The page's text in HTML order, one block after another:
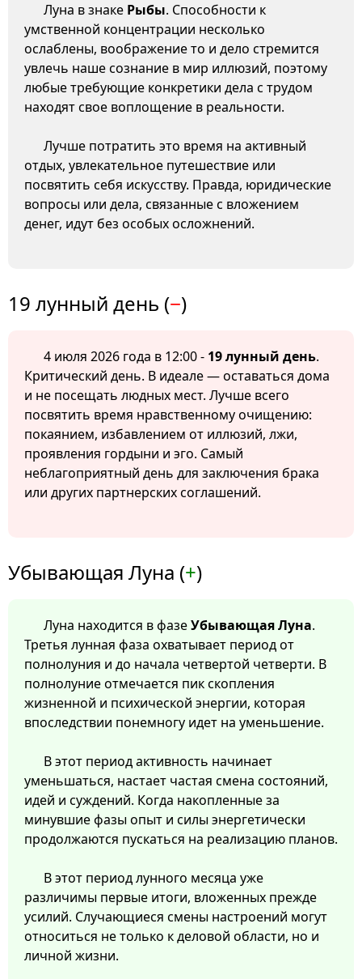
Луна в знаке Рыбы. Способности к
умственной концентрации несколько
ослаблены, воображение то и дело стремится
увлечь наше сознание в мир иллюзий, поэтому
любые требующие конкретики дела с трудом
находят свое воплощение в реальности.
Лучше потратить это время на активный
отдых, увлекательное путешествие или
посвятить себя искусству. Правда, юридические
вопросы или дела, связанные с вложением
денег, идут без особых осложнений.
19 лунный день (−)
4 июля 2026 года в 12:00 - 19 лунный день.
Критический день. В идеале — оставаться дома
и не посещать людных мест. Лучше всего
посвятить время нравственному очищению:
покаянием, избавлением от иллюзий, лжи,
проявления гордыни и эго. Самый
неблагоприятный день для заключения брака
или других партнерских соглашений.
Убывающая Луна (+)
Луна находится в фазеУбывающая Луна.
Третья лунная фаза охватывает период от
полнолуния и до начала четвертой четверти. В
полнолуние отмечается пик скопления
жизненной и психической энергии, которая
впоследствии понемногу идет на уменьшение.
В этот период активность начинает
уменьшаться, настает частая смена состояний,
идей и суждений. Когда накопленные за
минувшие фазы опыт и силы энергетически
продолжаются пускаться на реализацию планов.
В этот период лунного месяца уже
различимы первые итоги, вложенных прежде
усилий. Случающиеся смены настроений могут
относиться не только к деловой области, но и
личной жизни.